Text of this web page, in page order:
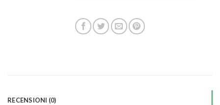
RECENSIONI (0)